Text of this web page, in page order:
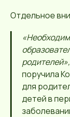
Отдельное
родителей»,
поручила
для
детей в